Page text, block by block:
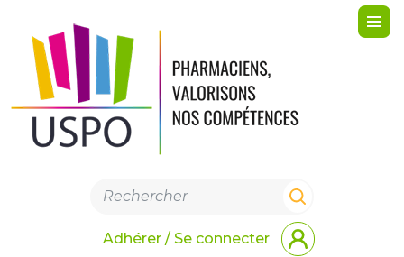
Adhérer / Se connecter